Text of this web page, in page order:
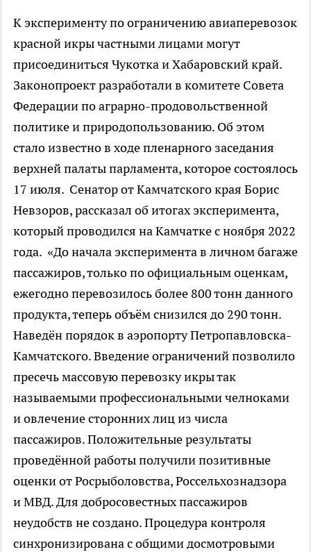
К эксперименту по ограничению авиаперевозок
красной икры частными лицами могут
присоединиться Чукотка и Хабаровский край.
Законопроект разработали в комитете Совета
Федерации по аграрно-продовольственной
политике и природопользованию. Об этом
стало известно в ходе пленарного заседания
верхней палаты парламента, которое состоялось
17 июля. Сенатор от Камчатского края Борис
Невзоров, рассказал об итогах эксперимента,
который проводился на Камчатке с ноября 2022
года. «До начала эксперимента в личном багаже
пассажиров, только по официальным оценкам,
ежегодно перевозилось более 800 тонн данного
продукта, теперь объём снизился до 290 тонн.
Наведён порядок в аэропорту Петропавловска-
Камчатского. Введение ограничений позволило
пресечь массовую перевозку икры так
называемыми профессиональными челноками
и овлечение сторонних лиц из числа
пассажиров. Положительные результаты
проведённой работы получили позитивные
оценки от Росрыболовства, Россельхознадзора
и МВД. Для добросовестных пассажиров
неудобств не создано. Процедура контроля
синхронизирована с общими досмотровыми